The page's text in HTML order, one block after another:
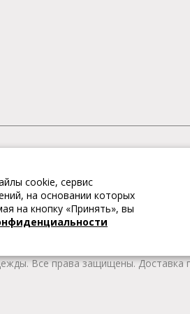
мужской, детской одежды и
Европы по привлекательным
модная одежда различных
обуви на любой сезон. Весь
Все права защищены. Доставка
cookie, сервис
на основании которых
на кнопку «Принять», вы